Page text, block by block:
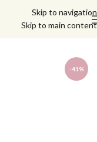
Skip to navigation
Skip to main content
-41%